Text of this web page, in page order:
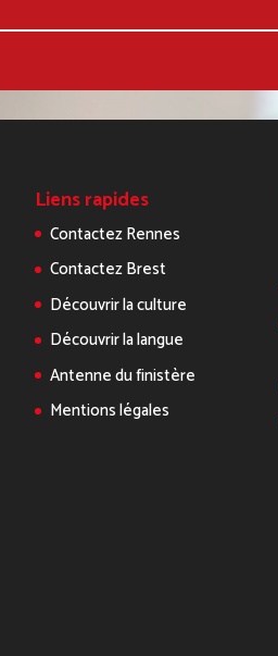
Liens rapides
Contactez Rennes
Contactez Brest
Découvrir la culture
Découvrir la langue
Antenne du finistère
Mentions légales